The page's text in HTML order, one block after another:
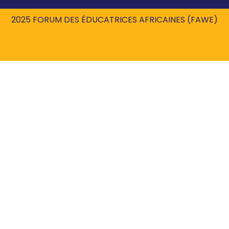
2025 FORUM DES ÉDUCATRICES AFRICAINES (FAWE)